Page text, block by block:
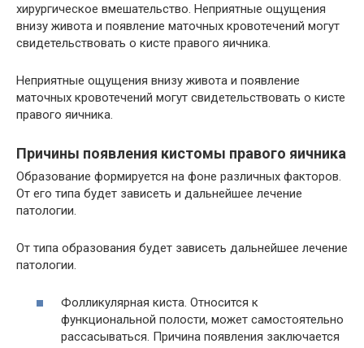
хирургическое вмешательство. Неприятные ощущения
внизу живота и появление маточных кровотечений могут
свидетельствовать о кисте правого яичника.
Неприятные ощущения внизу живота и появление
маточных кровотечений могут свидетельствовать о кисте
правого яичника.
Причины появления кистомы правого яичника
Образование формируется на фоне различных факторов.
От его типа будет зависеть и дальнейшее лечение
патологии.
От типа образования будет зависеть дальнейшее лечение
патологии.
Фолликулярная киста. Относится к
функциональной полости, может самостоятельно
рассасываться. Причина появления заключается